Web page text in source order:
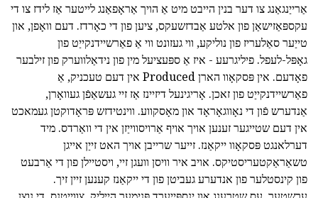
אַרייַנגאַנג צו דער בנין הייבט מיט אַ הויך אַראָפאַנג לייטער אַז לידז צו די
עקספּאַזישאַן פון אלטע אַבדזשעקס, ציען פון די כאָרדז. דעם וואָפן, און
טייַער סאַלעריז פון נוליקע, ווי געזונט ווי אַ פאַרשיידנקייַט פון
גאָפּל-לעפל. פיליגרעע - איז אַ ספּעציעל מין פון נידאַלווערק פון זילבער
פאָדעם. אין פּסקאָוו הארן Produced אין דעם טעכניק, אַ
פאַרשיידנקייַט פון זאכן. אָריגינעל דיזיינז אַז זיי געשאַפֿן געוואָרן,
אַנדערש פֿון די נאָווגאָראָד און מאָסקווע. ווינטידזש פּראָדוקטן געמאכט
אין דעם שטייגער זענען אויך אויף אַרויסווייַזן אין די וואַרדס. מיד
דערלאנגט פּסקאָוו ייקאַנז. זייער שרייבן אויך האט זייַן אייגן
טשאַראַקטעריסטיקס. אויב איר וויסן וועגן זיי, ויסטיילן פון די אַרבעט
פון קינסטלער פון אנדערע געביטן פון די ייקאַנז קענען זיין זיך.